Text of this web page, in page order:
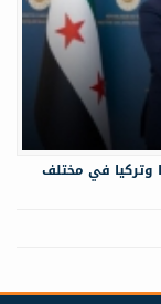
وتركيا في مختلف